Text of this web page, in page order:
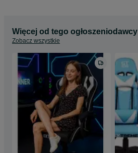
Więcej od tego ogłoszeniodawcy
Zobacz wszystkie